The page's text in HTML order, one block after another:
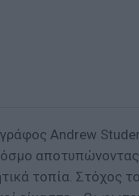
Andrew
τοπία. Στόχος